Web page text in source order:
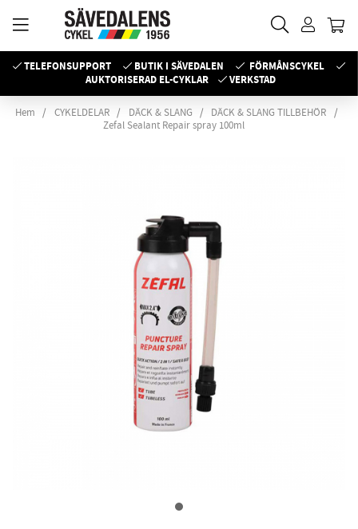
TELEFONSUPPORT BUTIK I SÄVEDALEN
FÖRMÅNSCYKEL
AUKTORISERAD EL-CYKLAR
VERKSTAD
Hem CYKELDELAR DÄCK & SLANG
DÄCK & SLANG TILLBEHÖR
Zefal Sealant Repair spray 100ml